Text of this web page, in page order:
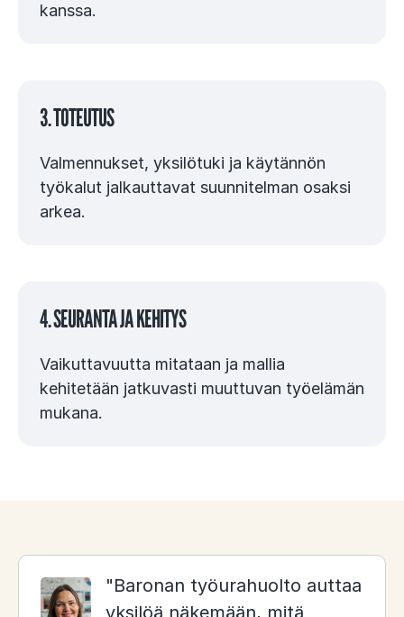
kanssa.
3. TOTEUTUS
Valmennukset, yksilötuki ja käytännön
työkalut jalkauttavat suunnitelman osaksi
arkea.
4. SEURANTA JA KEHITYS
Vaikuttavuutta mitataan ja mallia
kehitetään jatkuvasti muuttuvan työelämän
mukana.
Baronan työurahuolto auttaa
yksilöä näkemään, mitä